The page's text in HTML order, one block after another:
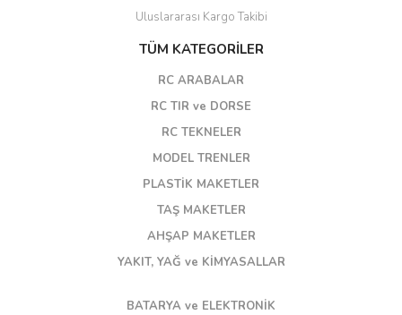
Uluslararası Kargo Takibi
TÜM KATEGORİLER
RC ARABALAR
RC TIR ve DORSE
RC TEKNELER
MODEL TRENLER
PLASTİK MAKETLER
TAŞ MAKETLER
AHŞAP MAKETLER
YAKIT, YAĞ ve KİMYASALLAR
BATARYA ve ELEKTRONİK